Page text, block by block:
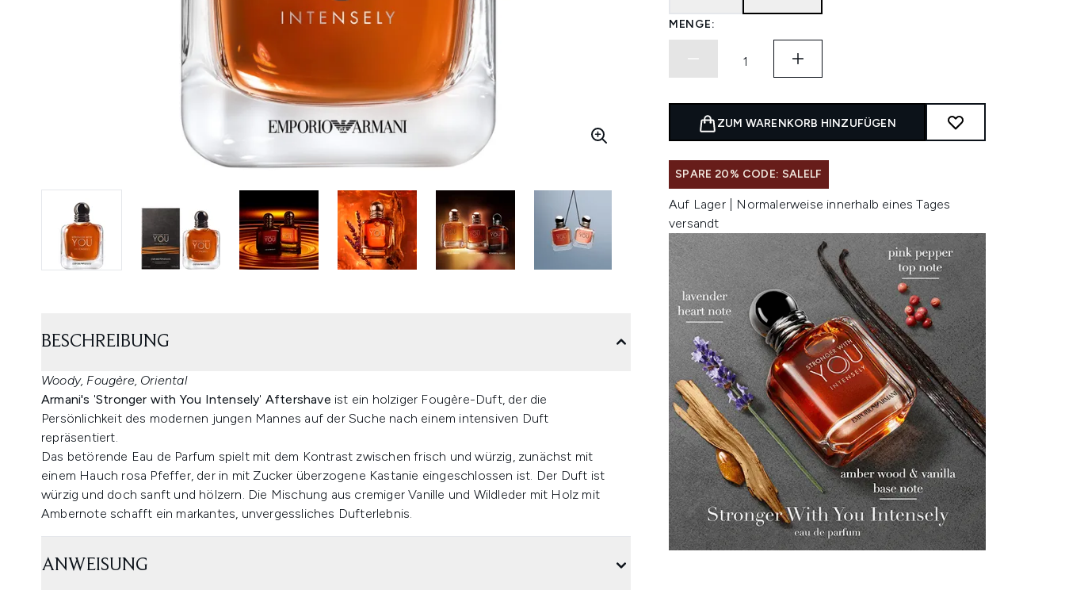
MENGE:
ZUM WARENKORB HINZUFÜGEN
SPARE 20% CODE: SALELF
Auf Lager | Normalerweise innerhalb eines Tages
versandt
BESCHREIBUNG
Woody, Fougère, Oriental
Armani's 'Stronger with You Intensely' Aftershave ist ein holziger Fougère-Duft, der die
Persönlichkeit des modernen jungen Mannes auf der Suche nach einem intensiven Duft
repräsentiert.
Das betörende Eau de Parfum spielt mit dem Kontrast zwischen frisch und würzig, zunächst mit
einem Hauch rosa Pfeffer, der in mit Zucker überzogene Kastanie eingeschlossen ist. Der Duft ist
würzig und doch sanft und hölzern. Die Mischung aus cremiger Vanille und Wildleder mit Holz mit
Ambernote schafft ein markantes, unvergessliches Dufterlebnis.
ANWEISUNG